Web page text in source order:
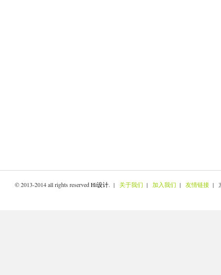
© 2013-2014 all rights reservedHi设计. | 关于我们 | 加入我们 | 友情链接 |